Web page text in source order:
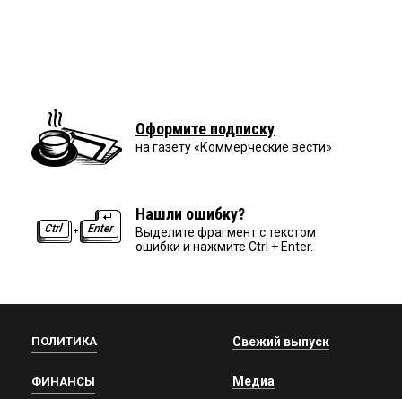
Оформите подписку
на газету «Коммерческие вести»
Нашли ошибку?
Выделите фрагмент с текстом
ошибки и нажмите Ctrl + Enter.
ПОЛИТИКА
ФИНАНСЫ
Свежий выпуск
Медиа